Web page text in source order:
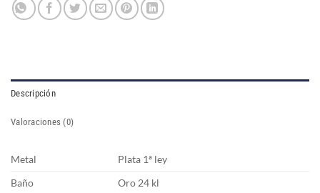
Descripción
Valoraciones (0)
Metal
Plata 1ª ley
Baño
Oro 24 kl